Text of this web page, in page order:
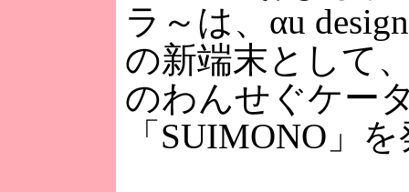
ラ～は、αu
の新端末として
のわんせぐケー
「SUIMONO」